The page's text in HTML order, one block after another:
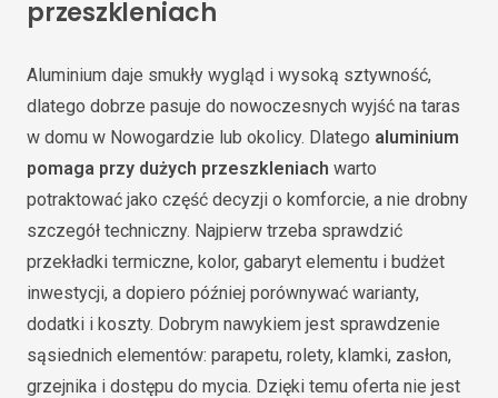
przeszkleniach
Aluminium daje smukły wygląd i wysoką sztywność,
dlatego dobrze pasuje do nowoczesnych wyjść na taras
w domu w Nowogardzie lub okolicy. Dlatego aluminium
pomaga przy dużych przeszkleniach warto
potraktować jako część decyzji o komforcie, a nie drobny
szczegół techniczny. Najpierw trzeba sprawdzić
przekładki termiczne, kolor, gabaryt elementu i budżet
inwestycji, a dopiero później porównywać warianty,
dodatki i koszty. Dobrym nawykiem jest sprawdzenie
sąsiednich elementów: parapetu, rolety, klamki, zasłon,
grzejnika i dostępu do mycia. Dzięki temu oferta nie jest